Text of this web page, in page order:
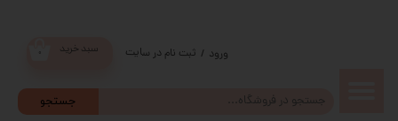
جستجو
سبد خرید ورود / ثبت نام در سایت